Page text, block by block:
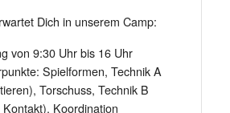
Dich in unserem Camp:
von 9:30 Uhr bis 16 Uhr
Spielformen, Technik A
Torschuss, Technik B
Koordination